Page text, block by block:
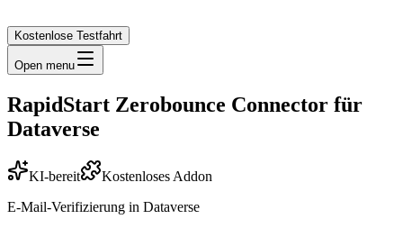
Kostenlose Testfahrt
Open menu
RapidStart Zerobounce Connector für
Dataverse
KI-bereit
Kostenloses Addon
E-Mail-Verifizierung in Dataverse